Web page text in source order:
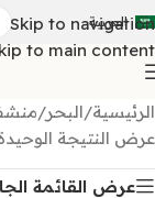
Skip to navigation
to main content
العربية
الرئيسية/البحر/
عرض النتيجة
عرض القائمة